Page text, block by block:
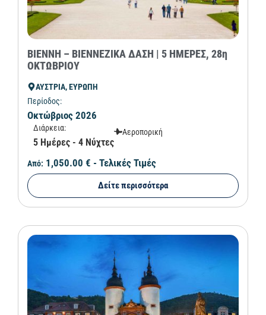
ΒΙΕΝΝΗ – ΒΙΕΝΝΕΖΙΚΑ ΔΑΣΗ | 5 ΗΜΕΡΕΣ, 28η
ΟΚΤΩΒΡΙΟΥ
ΑΥΣΤΡΙΑ, ΕΥΡΩΠΗ
Περίοδος:
Οκτώβριος 2026
Διάρκεια:
5 Ημέρες - 4 Νύχτες
Αεροπορική
Από: 1,050.00 € - Τελικές Τιμές
Δείτε περισσότερα